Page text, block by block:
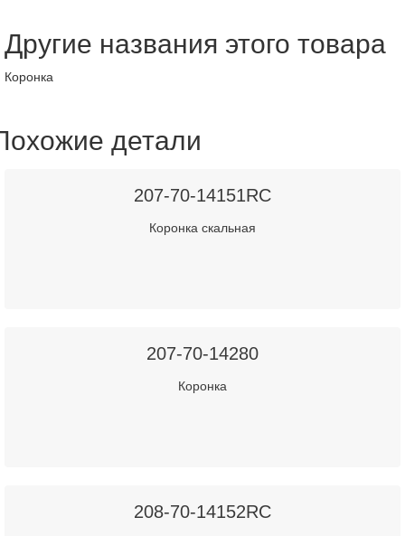
Другие названия этого товара
Коронка
детали
207-70-14151RC
Коронка скальная
207-70-14280
Коронка
208-70-14152RC